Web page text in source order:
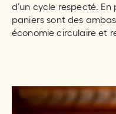
d’un cycle respecté. En
paniers sont des
économie circulaire et